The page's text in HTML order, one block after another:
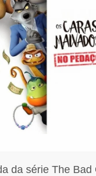
da série The Bad